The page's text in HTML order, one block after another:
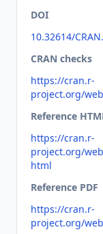
DOI
10.32614/
CRAN checks
https://cran.r-
project.org/
Reference
https://cran.r-
project.org/
html
Reference PDF
https://cran.r-
project.org/